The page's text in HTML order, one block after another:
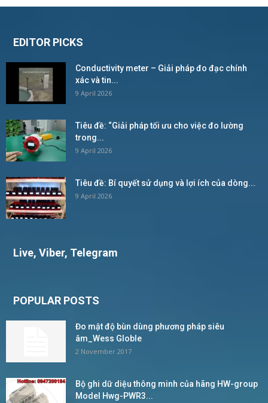
EDITOR PICKS
Conductivity meter – Giải pháp đo đạc chính
xác và tin...
9 April 2026
Tiêu đề: “Giải pháp tối ưu cho việc đo lường
trong...
9 April 2026
Tiêu đề: Bí quyết sử dụng và lợi ích của dòng...
9 April 2026
Live, Viber, Telegram
POPULAR POSTS
Đo mật độ bùn dùng phương pháp siêu
âm_Wess Globle
2 November 2017
Bộ ghi dữ diệu thông minh của hãng HW-group
Model Hwg-PWR3...